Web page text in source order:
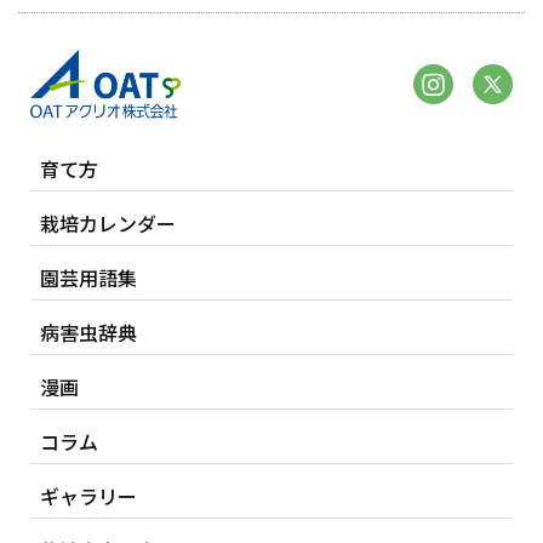
育て方
栽培カレンダー
園芸用語集
病害虫辞典
漫画
コラム
ギャラリー